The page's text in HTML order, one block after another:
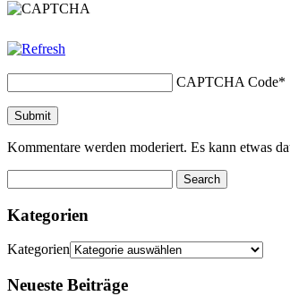
CAPTCHA Code*
Kommentare werden moderiert. Es kann etwas
Kategorien
Kategorien
Neueste Beiträge